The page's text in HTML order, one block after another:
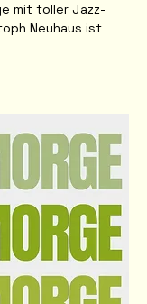
mit toller Jazz-
Neuhaus ist